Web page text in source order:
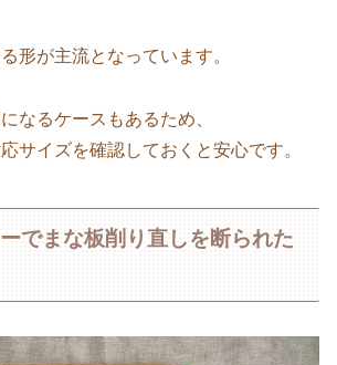
形が主流となっています。
なるケースもあるため、
サイズを確認しておくと安心です。
でまな板削り直しを断られた